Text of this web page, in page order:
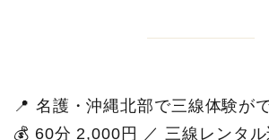
📍 名護・沖縄北部で三線体験が
💰 60分 2,000円 ／ 三線レンタル